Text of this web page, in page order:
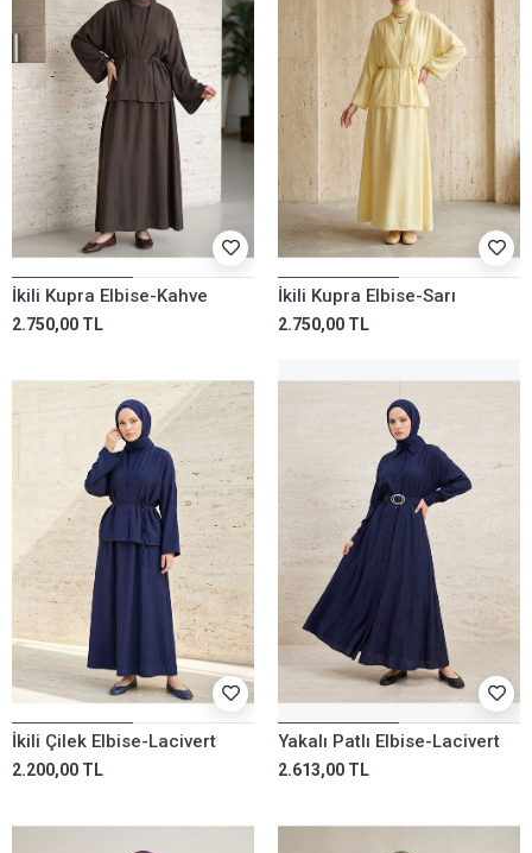
İkili Kupra Elbise-Kahve
2.750,00 TL
İkili Kupra Elbise-Sarı
2.750,00 TL
İkili Çilek Elbise-Lacivert
2.200,00 TL
Yakalı Patlı Elbise-Lacivert
2.613,00 TL